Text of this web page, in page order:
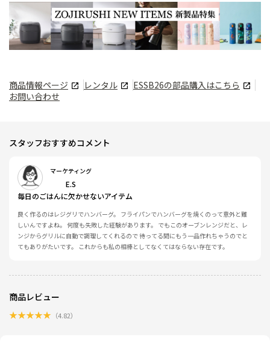
商品情報ページ レンタル ESSB26の部品購入はこちら
お問い合わせ
スタッフおすすめコメント
マーケティング
E.S
毎日のごはんに欠かせないアイテム
良く作るのはレジグリでハンバーグ。 フライパンでハンバーグを焼くのって意外と難
しいんですよね。 何度も失敗した経験があります。 でもこのオーブンレンジだと、レ
ンジからグリルに自動で調理してくれるので 待ってる間にもう一品作れちゃうのでと
てもありがたいです。 これからも私の相棒としてなくてはならない存在です。
商品レビュー
★★★★★ （4.82）